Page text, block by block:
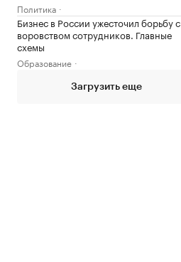
Политика
Бизнес в России ужесточил борьбу с
воровством сотрудников. Главные
схемы
Образование
Загрузить еще